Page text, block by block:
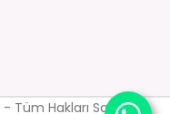
- Tüm Hakları Saklıdır.